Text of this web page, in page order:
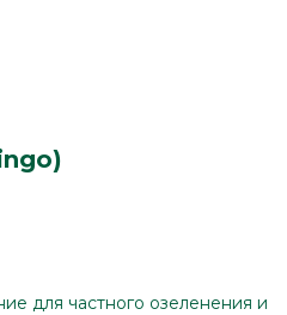
для частного озеленения и